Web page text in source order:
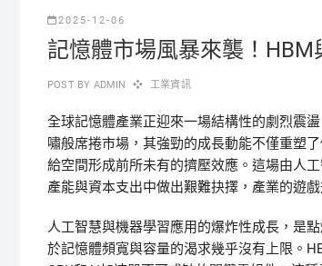
2025-12-06
記憶體市場風暴來襲！
POST BY ADMIN 工業資訊
全球記憶體產業正迎來一場結構性的劇烈震
嘯般席捲市場，其強勁的成長動能不僅重塑
給空間形成前所未有的擠壓效應。這場由人
產能與資本支出中做出艱難抉擇，產業的遊
人工智慧與機器學習應用的爆炸性成長，是
於記憶體頻寬與容量的渴求幾乎沒有上限。